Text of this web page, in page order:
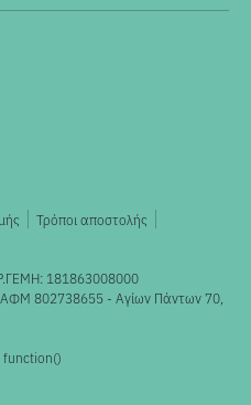
Τρόποι αποστολής
181863008000
802738655 - Αγίων Πάντων 70,
function()